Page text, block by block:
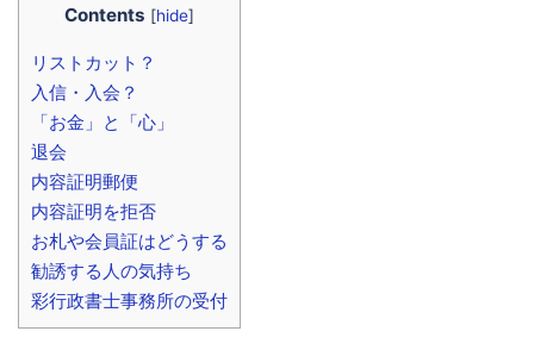
Contents [hide]
リストカット？
入信・入会？
「お金」と「心」
退会
内容証明郵便
内容証明を拒否
お札や会員証はどうする
勧誘する人の気持ち
彩行政書士事務所の受付